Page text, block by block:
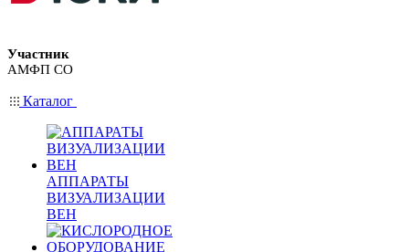
Участник
АМФП СО
Каталог
АППАРАТЫ
ВИЗУАЛИЗАЦИИ
ВЕН